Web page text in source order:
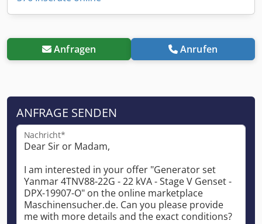
Anfragen Anrufen
ANFRAGE SENDEN
Nachricht*